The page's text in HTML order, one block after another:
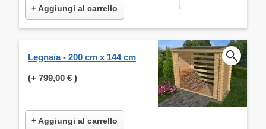
+ Aggiungi al carrello
Legnaia - 200 cm x 144 cm
(+ 799,00 € )
+ Aggiungi al carrello